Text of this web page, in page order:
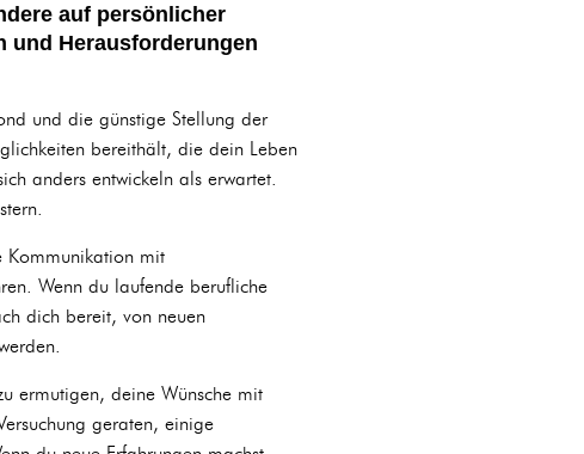
auf persönlicher
und Herausforderungen
und die günstige Stellung der
bereithält, die dein Leben
anders entwickeln als erwartet.
Kommunikation mit
Wenn du laufende berufliche
dich bereit, von neuen
ermutigen, deine Wünsche mit
geraten, einige